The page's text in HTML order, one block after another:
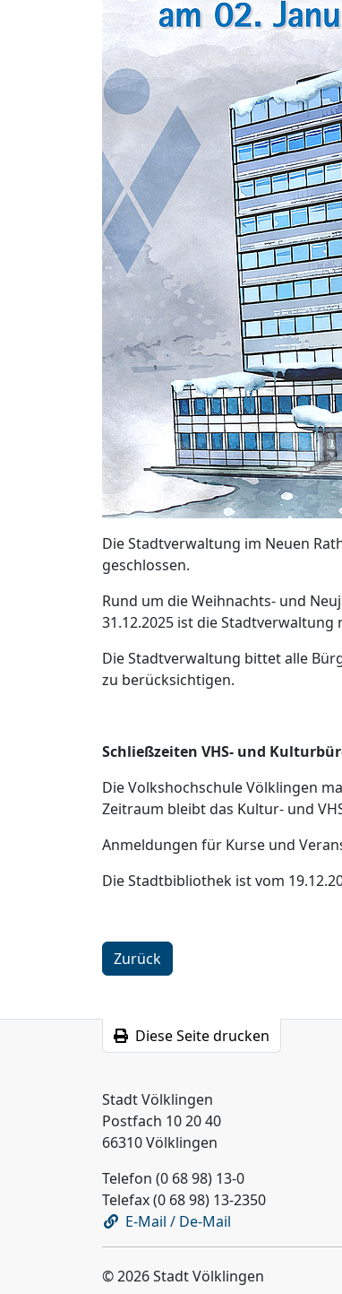
Die Stadtverwaltung im Neuen
geschlossen.
Rund um die Weihnachts- und
31.12.2025 ist die Stadtverwaltung
Die Stadtverwaltung bittet alle
zu berücksichtigen.
Schließzeiten VHS- und
Die Volkshochschule Völklingen
Zeitraum bleibt das Kultur- und
Anmeldungen für Kurse und
Die Stadtbibliothek ist vom
Zurück
Diese Seite drucken
Stadt Völklingen
Postfach 10 20 40
66310 Völklingen
Telefon (0 68 98) 13-0
Telefax (0 68 98) 13-2350
E-Mail / De-Mail
© 2026 Stadt Völklingen